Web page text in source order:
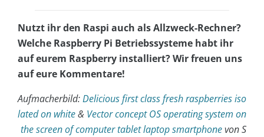
Nutzt ihr den Raspi auch als Allzweck-Rechner?
Welche Raspberry Pi Betriebssysteme habt ihr
auf eurem Raspberry installiert? Wir freuen uns
auf eure Kommentare!
Aufmacherbild:Delicious first class fresh raspberries iso
lated on white& Vector concept OS operating system on
the screen of computer tablet laptop smartphonevon S